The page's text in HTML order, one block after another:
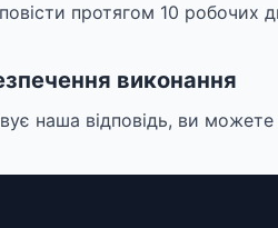
протягом 10 робочих
виконання
наша відповідь, ви можете